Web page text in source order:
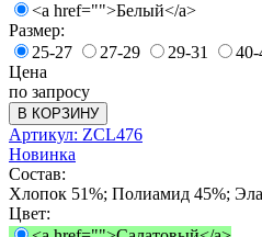
<a href="">Белый</a>
Размер:
25-27
27-29 29-31
40-
Цена
по запросу
В КОРЗИНУ
Артикул: ZCL476
Новинка
Состав:
Хлопок 51%; Полиамид 45%;
Цвет: